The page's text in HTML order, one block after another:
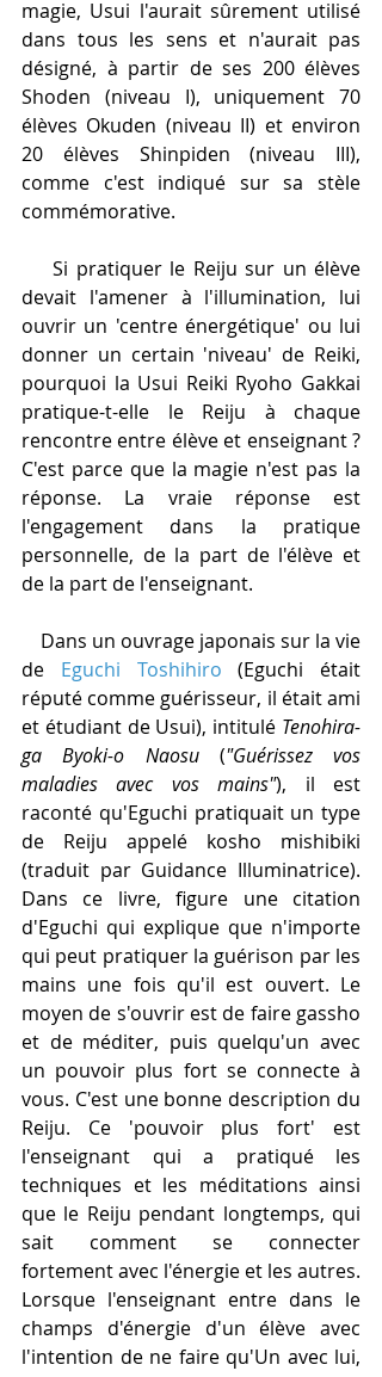
magie, Usui l'aurait sûrement utilisé
dans tous les sens et n'aurait pas
désigné, à partir de ses 200 élèves
Shoden (niveau I), uniquement 70
élèves Okuden (niveau II) et environ
20 élèves Shinpiden (niveau III),
comme c'est indiqué sur sa stèle
commémorative.
devait l'amener à l'illumination, lui
ouvrir un 'centre énergétique' ou lui
donner un certain 'niveau' de Reiki,
pourquoi la Usui Reiki Ryoho Gakkai
pratique-t-elle le Reiju à chaque
rencontre entre élève et enseignant ?
C'est parce que la magie n'est pas la
réponse. La vraie réponse est
l'engagement dans la pratique
personnelle, de la part de l'élève et
de la part de l'enseignant.
de Eguchi Toshihiro (Eguchi était
réputé comme guérisseur, il était ami
et étudiant de Usui), intitulé Tenohira-
ga Byoki-o Naosu ("Guérissez vos
maladies avec vos mains"), il est
raconté qu'Eguchi pratiquait un type
de Reiju appelé kosho mishibiki
(traduit par Guidance Illuminatrice).
Dans ce livre, figure une citation
d'Eguchi qui explique que n'importe
qui peut pratiquer la guérison par les
mains une fois qu'il est ouvert. Le
moyen de s'ouvrir est de faire gassho
et de méditer, puis quelqu'un avec
un pouvoir plus fort se connecte à
vous. C'est une bonne description du
Reiju. Ce 'pouvoir plus fort' est
l'enseignant qui a pratiqué les
techniques et les méditations ainsi
que le Reiju pendant longtemps, qui
sait comment se connecter
fortement avec l'énergie et les autres.
Lorsque l'enseignant entre dans le
champs d'énergie d'un élève avec
l'intention de ne faire qu'Un avec lui,